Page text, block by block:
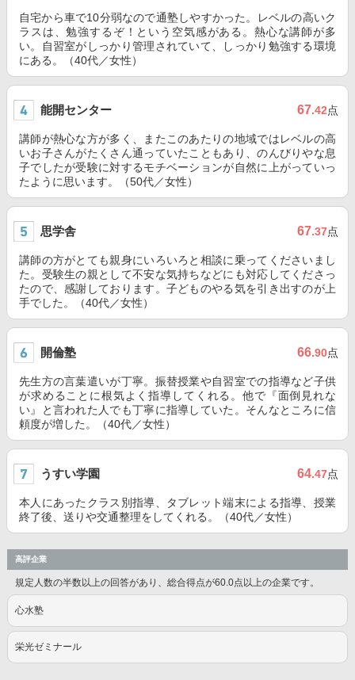
自宅から車で10分弱なので通塾しやすかった。レベルの高いク
ラスは、勉強するぞ！という空気感がある。熱心な講師が多
い。自習室がしっかり管理されていて、しっかり勉強する環境
にある。（40代／女性）
能開センター 67.42点
講師が熱心な方が多く、またこのあたりの地域ではレベルの高
いお子さんがたくさん通っていたこともあり、のんびりやな息
子でしたが受験に対するモチベーションが自然に上がっていっ
たように思います。（50代／女性）
思学舎 67.37点
講師の方がとても親身にいろいろと相談に乗ってくださいまし
た。受験生の親として不安な気持ちなどにも対応してくださっ
たので、感謝しております。子どものやる気を引き出すのが上
手でした。（40代／女性）
開倫塾 66.90点
先生方の言葉遣いが丁寧。振替授業や自習室での指導など子供
が求めることに根気よく指導してくれる。他で『面倒見れな
い』と言われた人でも丁寧に指導していた。そんなところに信
頼度が増した。（40代／女性）
うすい学園 64.47点
本人にあったクラス別指導、タブレット端末による指導、授業
終了後、送りや交通整理をしてくれる。（40代／女性）
高評企業
規定人数の半数以上の回答があり、総合得点が60.0点以上の企業です。
心水塾
栄光ゼミナール